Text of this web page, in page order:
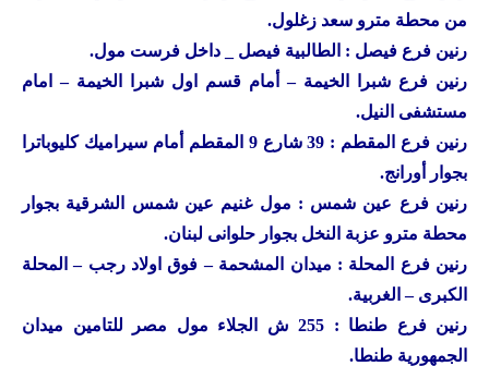
من محطة مترو سعد زغلول.
رنين فرع فيصل : الطالبية فيصل _ داخل فرست مول.
رنين فرع شبرا الخيمة – أمام قسم اول شبرا الخيمة – امام
مستشفى النيل.
رنين
فرع المقطم : 39 شارع 9 المقطم أمام سيراميك كليوباترا
بجوار أورانج.
رنين فرع عين شمس : مول غنيم عين شمس الشرقية بجوار
محطة مترو عزبة النخل بجوار حلوانى لبنان.
رنين فرع المحلة : ميدان المشحمة – فوق اولاد رجب – المحلة
الكبرى – الغربية.
رنين
فرع طنطا : 255 ش الجلاء مول مصر للتامين ميدان
الجمهورية طنطا.